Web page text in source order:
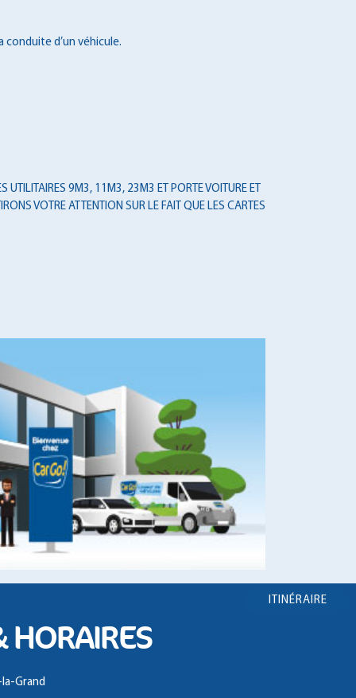
d’un véhicule.
UTILITAIRES 9M3, 11M3, 23M3 ET PORTE VOITURE ET
VOTRE ATTENTION SUR LE FAIT QUE LES CARTES
ITINÉRAIRE
HORAIRES
Grand